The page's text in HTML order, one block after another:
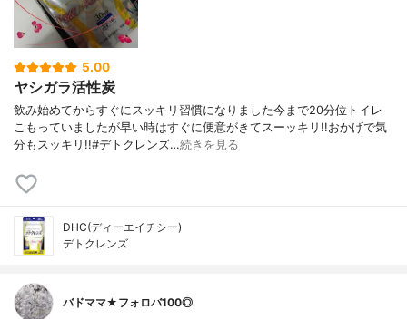
5.00
ヤシガラ活性炭
飲み始めてからすぐにスッキリ習慣になりました今まで20分位トイレ
こもっていましたが早い時はすぐに便意がきてスーッキリ!!おかげで気
分もスッキリ!!#デトクレンズ…続きを見る
DHC(ディーエイチシー)
デトクレンズ
バドママ★フォロバ100◎